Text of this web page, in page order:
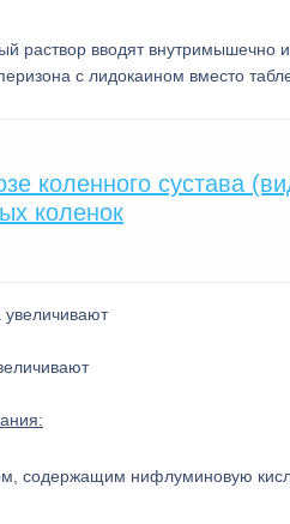
раствор вводят внутримышечно
с лидокаином вместо
коленного сустава
коленок
содержащим нифлуминовую